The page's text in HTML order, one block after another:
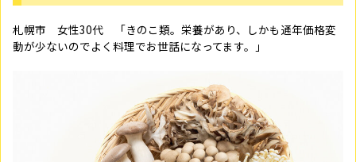
札幌市 女性30代 「きのこ類。栄養があり、しかも通年価格変
動が少ないのでよく料理でお世話になってます。」